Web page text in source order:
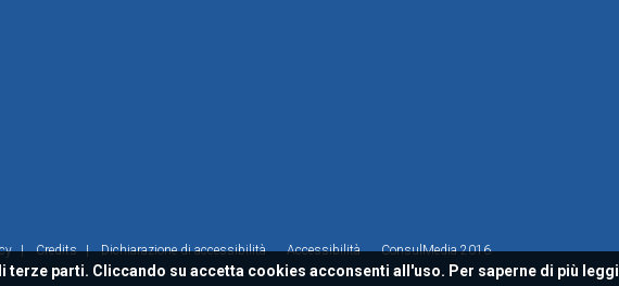
parti. Cliccando su accetta cookies acconsenti all'uso. Per saperne di più leggi
| Credits | Dichiarazione di accessibilità Accessibilità ConsulMedia 2016